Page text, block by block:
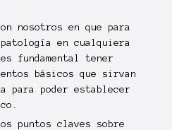
nosotros en que para
en cualquiera
fundamental tener
básicos que sirvan
para poder establecer
puntos claves sobre